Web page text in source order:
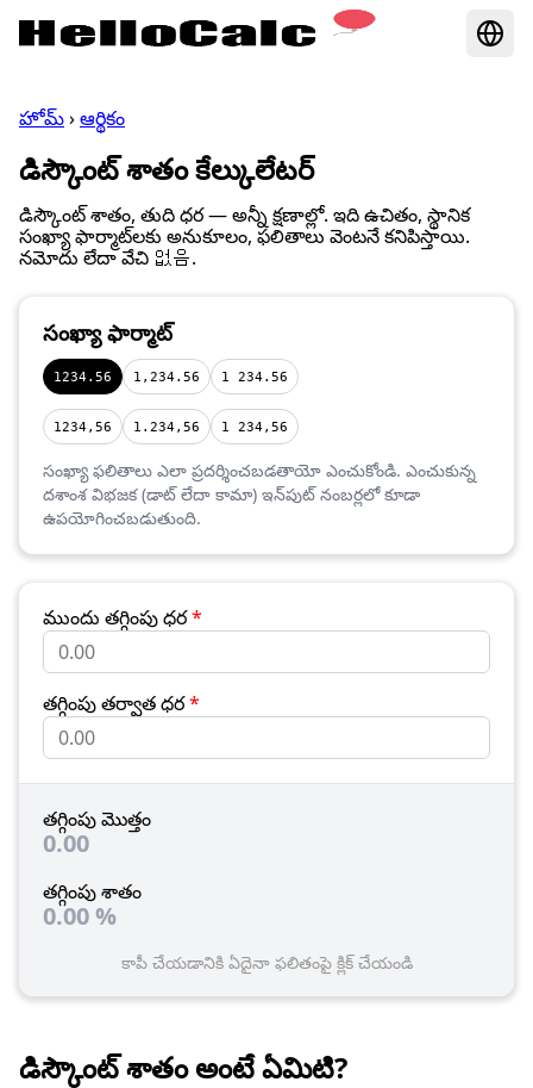
హోమ్›ఆర్థికం
డిస్కౌంట్ శాతం కేల్కులేటర్
డిస్కౌంట్ శాతం, తుది ధర — అన్నీ క్షణాల్లో. ఇది ఉచితం, స్థానిక
సంఖ్యా ఫార్మాట్‌లకు అనుకూలం, ఫలితాలు వెంటనే కనిపిస్తాయి.
నమోదు లేదా వేచి 없음.
సంఖ్యా ఫార్మాట్
1234.56 1,234.56 1 234.56
1234,56 1.234,56 1 234,56
సంఖ్యా ఫలితాలు ఎలా ప్రదర్శించబడతాయో ఎంచుకోండి. ఎంచుకున్న
దశాంశ విభజక (డాట్ లేదా కామా) ఇన్‌పుట్ నంబర్లలో కూడా
ఉపయోగించబడుతుంది.
ముందు తగ్గింపు ధర*
తగ్గింపు తర్వాత ధర*
తగ్గింపు మొత్తం
0.00
తగ్గింపు శాతం
0.00%
కాపీ చేయడానికి ఏదైనా ఫలితంపై క్లిక్ చేయండి
డిస్కౌంట్ శాతం అంటే ఏమిటి?